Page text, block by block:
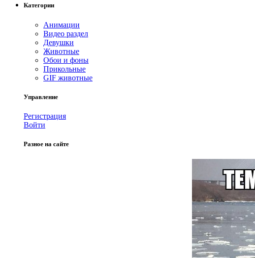
Категории
Анимации
Видео раздел
Девушки
Животные
Обои и фоны
Прикольные
GIF животные
Управление
Регистрация
Войти
Разное на сайте